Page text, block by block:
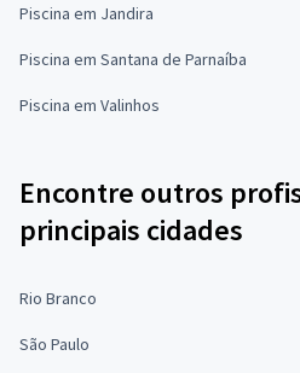
Piscina em Jandira
Piscina em Santana de Parnaíba
Piscina em Valinhos
Encontre outros
principais cidades
Rio Branco
São Paulo